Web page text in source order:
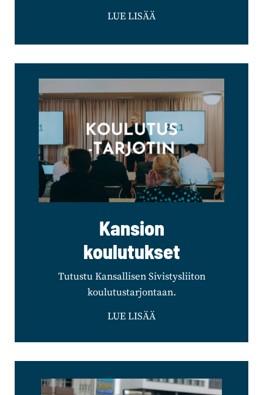
LUE LISÄÄ
Kansion
koulutukset
Tutustu Kansallisen Sivistysliiton
koulutustarjontaan.
LUE LISÄÄ